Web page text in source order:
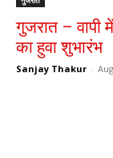
गुजरात – वापी
का हुवा शुभारंभ
Sanjay Thakur -